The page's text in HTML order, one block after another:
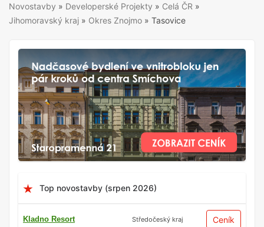
Novostavby » Developerské Projekty » Celá ČR »
Jihomoravský kraj » Okres Znojmo » Tasovice
Top novostavby (srpen 2026)
Kladno Resort Středočeský kraj Ceník